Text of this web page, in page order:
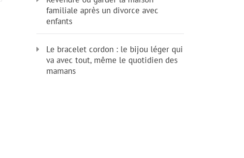
familiale après un divorce avec
enfants
Le bracelet cordon : le bijou léger qui
va avec tout, même le quotidien des
mamans